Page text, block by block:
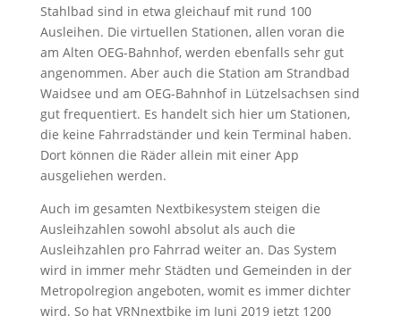
Stahlbad sind in etwa gleichauf mit rund 100
Ausleihen. Die virtuellen Stationen, allen voran die
am Alten OEG-Bahnhof, werden ebenfalls sehr gut
angenommen. Aber auch die Station am Strandbad
Waidsee und am OEG-Bahnhof in Lützelsachsen sind
gut frequentiert. Es handelt sich hier um Stationen,
die keine Fahrradständer und kein Terminal haben.
Dort können die Räder allein mit einer App
ausgeliehen werden.
Auch im gesamten Nextbikesystem steigen die
Ausleihzahlen sowohl absolut als auch die
Ausleihzahlen pro Fahrrad weiter an. Das System
wird in immer mehr Städten und Gemeinden in der
Metropolregion angeboten, womit es immer dichter
wird. So hat VRNnextbike im Juni 2019 jetzt 1200